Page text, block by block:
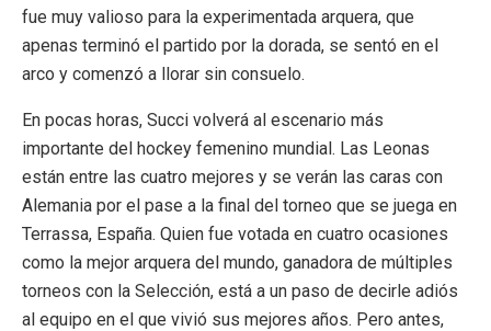
fue muy valioso para la experimentada arquera, que
apenas terminó el partido por la dorada, se sentó en el
arco y comenzó a llorar sin consuelo.
En pocas horas, Succi volverá al escenario más
importante del hockey femenino mundial. Las Leonas
están entre las cuatro mejores y se verán las caras con
Alemania por el pase a la final del torneo que se juega en
Terrassa, España. Quien fue votada en cuatro ocasiones
como la mejor arquera del mundo, ganadora de múltiples
torneos con la Selección, está a un paso de decirle adiós
al equipo en el que vivió sus mejores años. Pero antes,